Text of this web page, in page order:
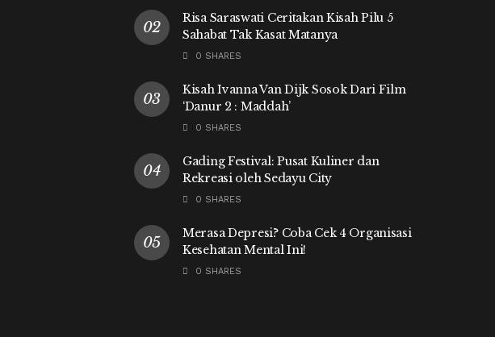
Risa Saraswati Ceritakan Kisah Pilu 5
Sahabat Tak Kasat Matanya
0 SHARES
Kisah Ivanna Van Dijk Sosok Dari Film
‘Danur 2 : Maddah’
0 SHARES
Gading Festival: Pusat Kuliner dan
Rekreasi oleh Sedayu City
0 SHARES
Merasa Depresi? Coba Cek 4 Organisasi
Kesehatan Mental Ini!
0 SHARES